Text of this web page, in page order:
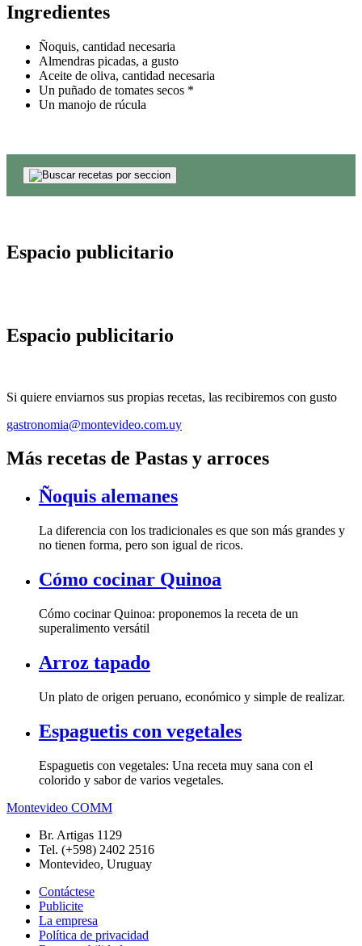
Ingredientes
Ñoquis, cantidad necesaria
Almendras picadas, a gusto
Aceite de oliva, cantidad necesaria
Un puñado de tomates secos *
Un manojo de rúcula
Espacio publicitario
Espacio publicitario
Si quiere enviarnos sus propias recetas, las recibiremos con gusto
gastronomia@montevideo.com.uy
Más recetas de Pastas y arroces
Ñoquis alemanes
La diferencia con los tradicionales es que son más grandes y
no tienen forma, pero son igual de ricos.
Cómo cocinar Quinoa
Cómo cocinar Quinoa: proponemos la receta de un
superalimento versátil
Arroz tapado
Un plato de origen peruano, económico y simple de realizar.
Espaguetis con vegetales
Espaguetis con vegetales: Una receta muy sana con el
colorido y sabor de varios vegetales.
Montevideo COMM
Br. Artigas 1129
Tel. (+598) 2402 2516
Montevideo, Uruguay
Contáctese
Publicite
La empresa
Política de privacidad